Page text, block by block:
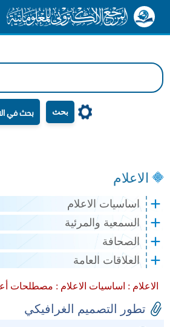
بحث
الاعلام
اساسيات الاعلام
السمعية والمرئية
الصحافة
العلاقات العامة
الاعلام : اساسيات الاعلام : مصطلحات
تطور التصميم الغرافيكي